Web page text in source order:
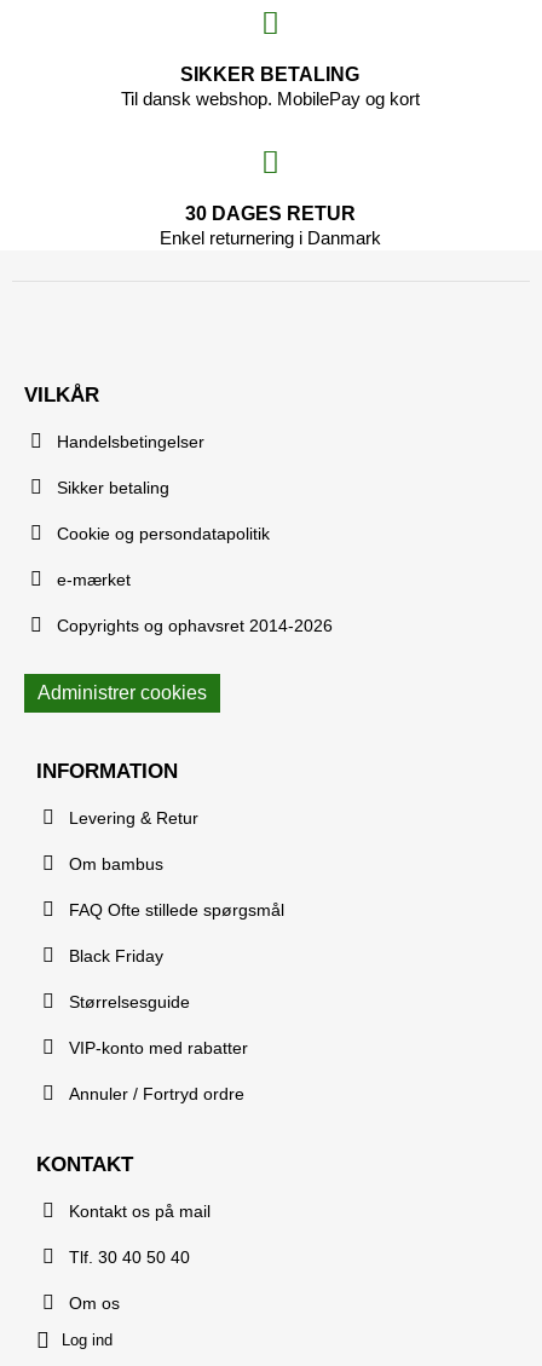
SIKKER BETALING
Til dansk webshop. MobilePay og kort
30 DAGES RETUR
Enkel returnering i Danmark
VILKÅR
Handelsbetingelser
Sikker betaling
Cookie og persondatapolitik
e-mærket
Copyrights og ophavsret 2014-2026
Administrer cookies
INFORMATION
Levering & Retur
Om bambus
FAQ Ofte stillede spørgsmål
Black Friday
Størrelsesguide
VIP-konto med rabatter
Annuler / Fortryd ordre
KONTAKT
Kontakt os på mail
Tlf. 30 40 50 40
Om os
Log ind